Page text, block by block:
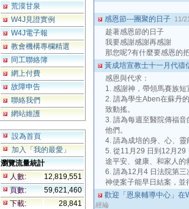
荒漠甘泉
W4J見證實例
W4J電子報
教會機構專欄精選
同工聯絡簿
網上付費
故障申告
聯絡我們
網站維護
設為首頁
加入「我的最愛」
瀏覽流量統計
人數:
12,819,551
頁數:
59,621,460
下載:
28,841
感恩節---團聚的日子 11/
趁著感恩節的日子
我要感謝感謝再感謝
那您呢?有什麼要感恩的
黃成培宣教士十一月代禱
感恩與代求：
1. 感謝神，帶領馬賽族
2. 請為學生Aben在蘇丹
致動搖。
3. 請為每週至醫院傳福
他們。
4. 請為成培的身、心、靈
5. 從11月29 日到12月29
途平安、健康、和家人的
6. 請為12月4 日法院第
神使案子能早日結案，並
歡迎「恩泉輔導中心」
經綸